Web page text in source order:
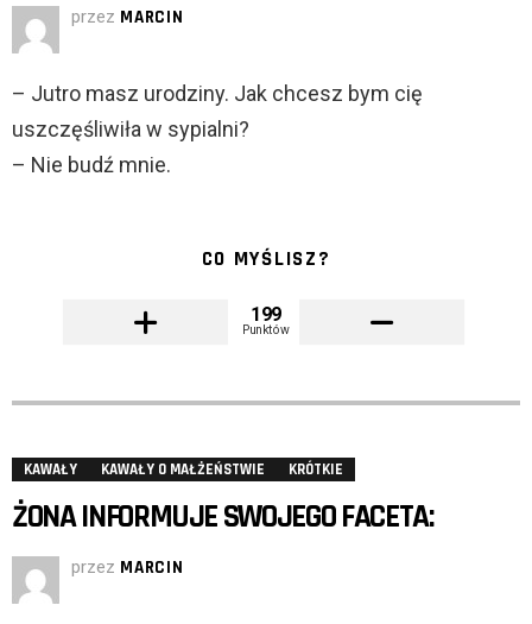
przez MARCIN
– Jutro masz urodziny. Jak chcesz bym cię
uszczęśliwiła w sypialni?
– Nie budź mnie.
CO MYŚLISZ?
199
Punktów
KAWAŁY KAWAŁY O MAŁŻEŃSTWIE KRÓTKIE
ŻONA INFORMUJE SWOJEGO FACETA:
przez MARCIN